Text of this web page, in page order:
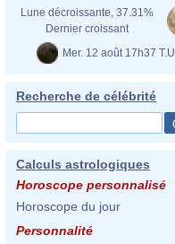
Lune décroissante, 37.31%
Dernier croissant
Mer. 12 août 17h37 T.U.
Recherche de célébrité
Calculs astrologiques
Horoscope personnalisé
Horoscope du jour
Personnalité